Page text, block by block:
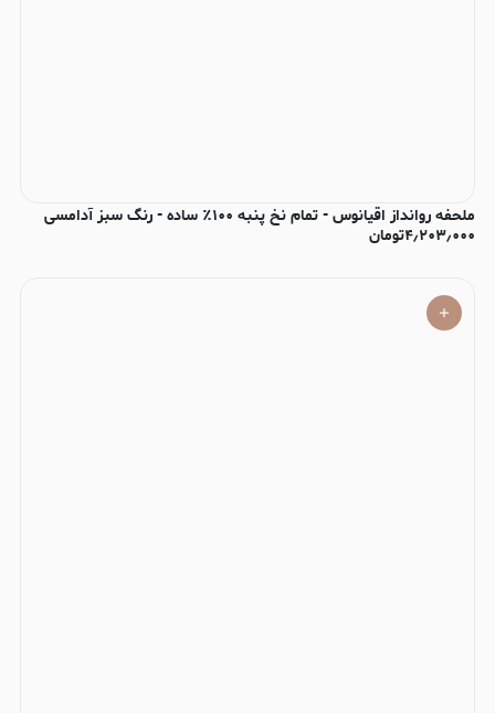
ملحفه روانداز اقیانوس - تمام نخ پنبه ۱۰۰٪ ساده - رنگ سبز آدامسی
۴٫۲۰۳٫۰۰۰تومان